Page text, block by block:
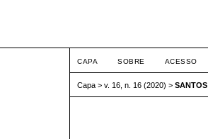
CAPA SOBRE ACESSO
Capa > v. 16, n. 16 (2020) > SANTOS